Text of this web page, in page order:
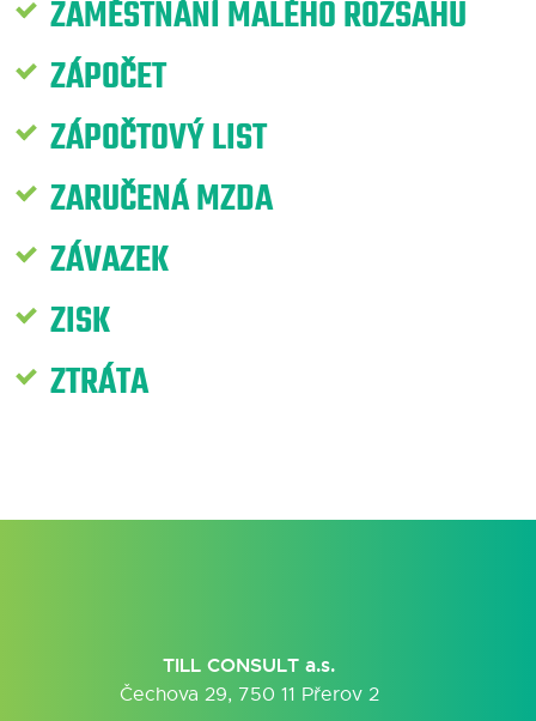
ZAMĚSTNÁNÍ MALÉHO ROZSAHU
ZÁPOČET
ZÁPOČTOVÝ LIST
ZARUČENÁ MZDA
ZÁVAZEK
ZISK
ZTRÁTA
TILL CONSULT a.s.
Čechova 29, 750 11 Přerov 2